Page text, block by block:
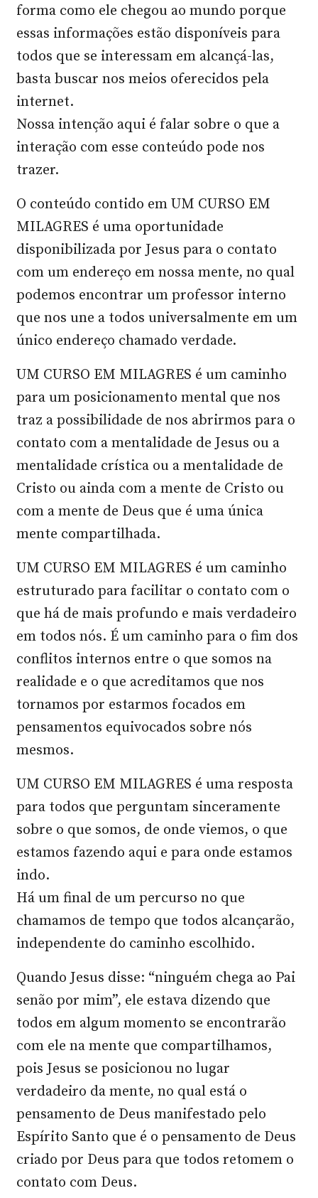
forma como ele chegou ao mundo porque
essas informações estão disponíveis para
todos que se interessam em alcançá-las,
basta buscar nos meios oferecidos pela
internet.
Nossa intenção aqui é falar sobre o que a
interação com esse conteúdo pode nos
trazer.
O conteúdo contido em UM CURSO EM
MILAGRES é uma oportunidade
disponibilizada por Jesus para o contato
com um endereço em nossa mente, no qual
podemos encontrar um professor interno
que nos une a todos universalmente em um
único endereço chamado verdade.
UM CURSO EM MILAGRES é um caminho
para um posicionamento mental que nos
traz a possibilidade de nos abrirmos para o
contato com a mentalidade de Jesus ou a
mentalidade crística ou a mentalidade de
Cristo ou ainda com a mente de Cristo ou
com a mente de Deus que é uma única
mente compartilhada.
UM CURSO EM MILAGRES é um caminho
estruturado para facilitar o contato com o
que há de mais profundo e mais verdadeiro
em todos nós. É um caminho para o fim dos
conflitos internos entre o que somos na
realidade e o que acreditamos que nos
tornamos por estarmos focados em
pensamentos equivocados sobre nós
mesmos.
UM CURSO EM MILAGRES é uma resposta
para todos que perguntam sinceramente
sobre o que somos, de onde viemos, o que
estamos fazendo aqui e para onde estamos
indo.
Há um final de um percurso no que
chamamos de tempo que todos alcançarão,
independente do caminho escolhido.
Quando Jesus disse: “ninguém chega ao Pai
senão por mim”, ele estava dizendo que
todos em algum momento se encontrarão
com ele na mente que compartilhamos,
pois Jesus se posicionou no lugar
verdadeiro da mente, no qual está o
pensamento de Deus manifestado pelo
Espírito Santo que é o pensamento de Deus
criado por Deus para que todos retomem o
contato com Deus.